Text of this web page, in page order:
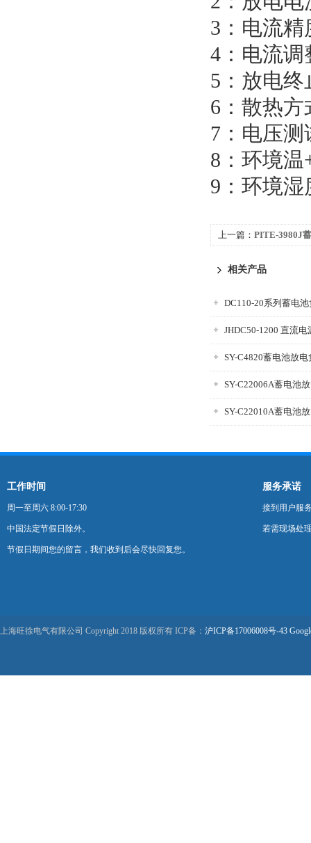
3：电流精
4：电流调
5：放电
6：散热
7：电压测
8：环境温
9：环境湿
上一篇： PITE-3980J
相关产品
DC110-20系列蓄电
JHDC50-1200 直流电
SY-C4820蓄电池放电
SY-C22006A蓄电池
SY-C22010A蓄电池
工作时间
周一至周六 8:00-17:30
中国法定节假日除外。
节假日期间您的留言，我们收到后会尽快回复您。
服务承诺
接到用户服
若需现场处
上海旺徐电气有限公司 Copyright 2018 版权所有 ICP备： 沪ICP备17006008号-43